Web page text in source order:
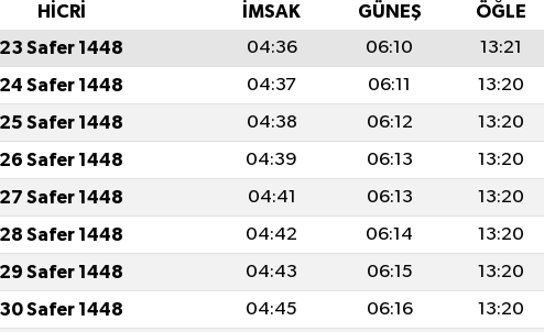
HİCRİ İMSAK GÜNEŞ ÖĞLE
23 Safer 1448 04:36 06:10 13:21
24 Safer 1448 04:37 06:11 13:20
25 Safer 1448 04:38 06:12 13:20
26 Safer 1448 04:39 06:13 13:20
27 Safer 1448 04:41 06:13 13:20
28 Safer 1448 04:42 06:14 13:20
29 Safer 1448 04:43 06:15 13:20
30 Safer 1448 04:45 06:16 13:20